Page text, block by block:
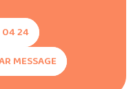
04 24
MESSAGE